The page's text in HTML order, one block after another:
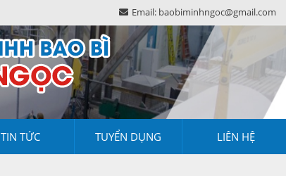
Email: baobiminhngoc@gmail.com
TIN TỨC TUYỂN DỤNG LIÊN HỆ